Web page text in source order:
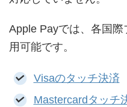
Apple Payでは、各国際
用可能です。
Visaのタッチ決済
Mastercardタッチ